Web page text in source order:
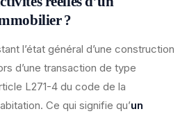
?
l’état général d’une construction
d’une transaction de type
L271-4 du code de la
Ce qui signifie qu’un